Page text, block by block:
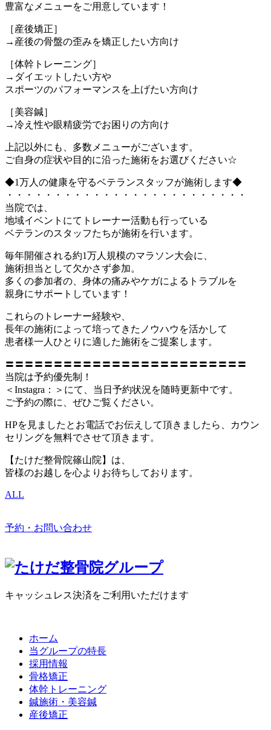
豊富なメニューをご用意しています！
［産後矯正］
→産後の骨盤の歪みを矯正したい方向け
［体幹トレーニング］
→ダイエットしたい方や
スポーツのパフォーマンスを上げたい方向け
［美容鍼］
→冷え性や眼精疲労でお困りの方向け
上記以外にも、多数メニューがございます。
ご自身の症状や目的に沿った施術をお選びください☆
◆1万人の健康を守るベテランスタッフが施術します◆
・・・・・・・・・・・・・・・・・・・・・・・・・
当院では、
地域イベントにてトレーナー活動も行っている
ベテランのスタッフたちが施術を行います。
毎年開催される約1万人規模のマラソン大会に、
施術担当として欠かさず参加。
多くの参加者の、身体の痛みやケガによるトラブルを
親身にサポートしています！
これらのトレーナー経験や、
長年の施術によって培ってきたノウハウを活かして
患者様一人ひとりに適した施術をご提案します。
〓〓〓〓〓〓〓〓〓〓〓〓〓〓〓〓〓〓〓〓〓〓〓〓〓
当院は予約優先制！
＜Instagra：＞にて、当日予約状況を随時更新中です。
ご予約の際に、ぜひご覧ください。
HPを見ましたとお電話でお伝えして頂きましたら、カウン
セリングを無料でさせて頂きます。
【たけだ整骨院篠山院】は、
皆様のお越しを心よりお待ちしております。
ALL
予約・お問い合わせ
キャッシュレス決済をご利用いただけます
ホーム
当グループの特長
採用情報
骨格矯正
体幹トレーニング
鍼施術・美容鍼
産後矯正